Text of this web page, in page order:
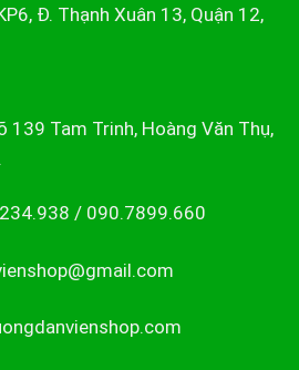
Đ. Thạnh Xuân 13, Quận 12,
139 Tam Trinh, Hoàng Văn Thụ,
/ 090.7899.660